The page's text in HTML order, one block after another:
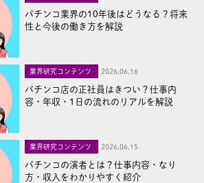
パチンコ業界の10年後はどうなる？将来
性と今後の働き方を解説
業界研究コンテンツ 2026,06,16
パチンコ店の正社員はきつい？仕事内
容・年収・1日の流れのリアルを解説
業界研究コンテンツ 2026,06,15
パチンコの演者とは？仕事内容・なり
方・収入をわかりやすく紹介